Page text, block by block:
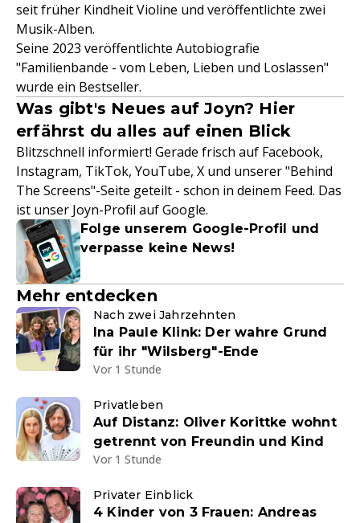
seit früher Kindheit Violine und veröffentlichte zwei
Musik-Alben.
Seine 2023 veröffentlichte Autobiografie
"Familienbande - vom Leben, Lieben und Loslassen"
wurde ein Bestseller.
Was gibt's Neues auf Joyn? Hier
erfährst du alles auf einen Blick
Blitzschnell informiert! Gerade frisch auf Facebook,
Instagram, TikTok, YouTube, X und unserer "Behind
The Screens"-Seite geteilt - schon in deinem Feed. Das
ist unser Joyn-Profil auf Google.
Folge unserem Google-Profil und
verpasse keine News!
Mehr entdecken
Nach zwei Jahrzehnten
Ina Paule Klink: Der wahre Grund
für ihr "Wilsberg"-Ende
Vor 1 Stunde
Privatleben
Auf Distanz: Oliver Korittke wohnt
getrennt von Freundin und Kind
Vor 1 Stunde
Privater Einblick
4 Kinder von 3 Frauen: Andreas